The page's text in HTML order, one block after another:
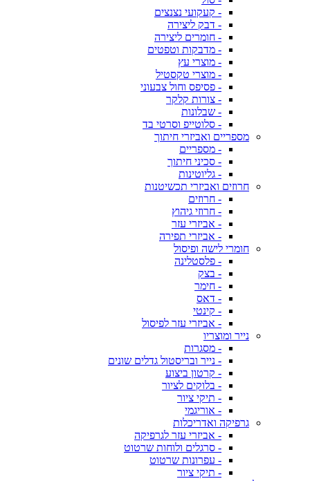
- קעקועי נצנצים
- דבק ליצירה
- חומרים ליצירה
- מדבקות וטפטים
- מוצרי עץ
- מוצרי טקסטיל
- פסיפס וחול צבעוני
- צורות קלקר
- שבלונות
- סלוטייפ וסרטי בד
מספריים ואביזרי חיתוך
- מספריים
- סכיני חיתוך
- גליוטינות
חרוזים ואביזרי תכשיטנות
- חרוזים
- חרוזי גיהוץ
- אביזרי עזר
- אביזרי תפירה
חומרי לישה ופיסול
- פלסטלינה
- בצק
- חימר
- דאס
- קינטי
- אביזרי עזר לפיסול
נייר ומוצריו
- מסגרות
- נייר ובריסטול גדלים שונים
- קרטון ביצוע
- בלוקים לציור
- תיקי ציור
- אוריגמי
גרפיקה ואדריכלות
- אביזרי עזר לגרפיקה
- סרגלים ולוחות שרטוט
- עפרונות שרטוט
- תיקי ציור